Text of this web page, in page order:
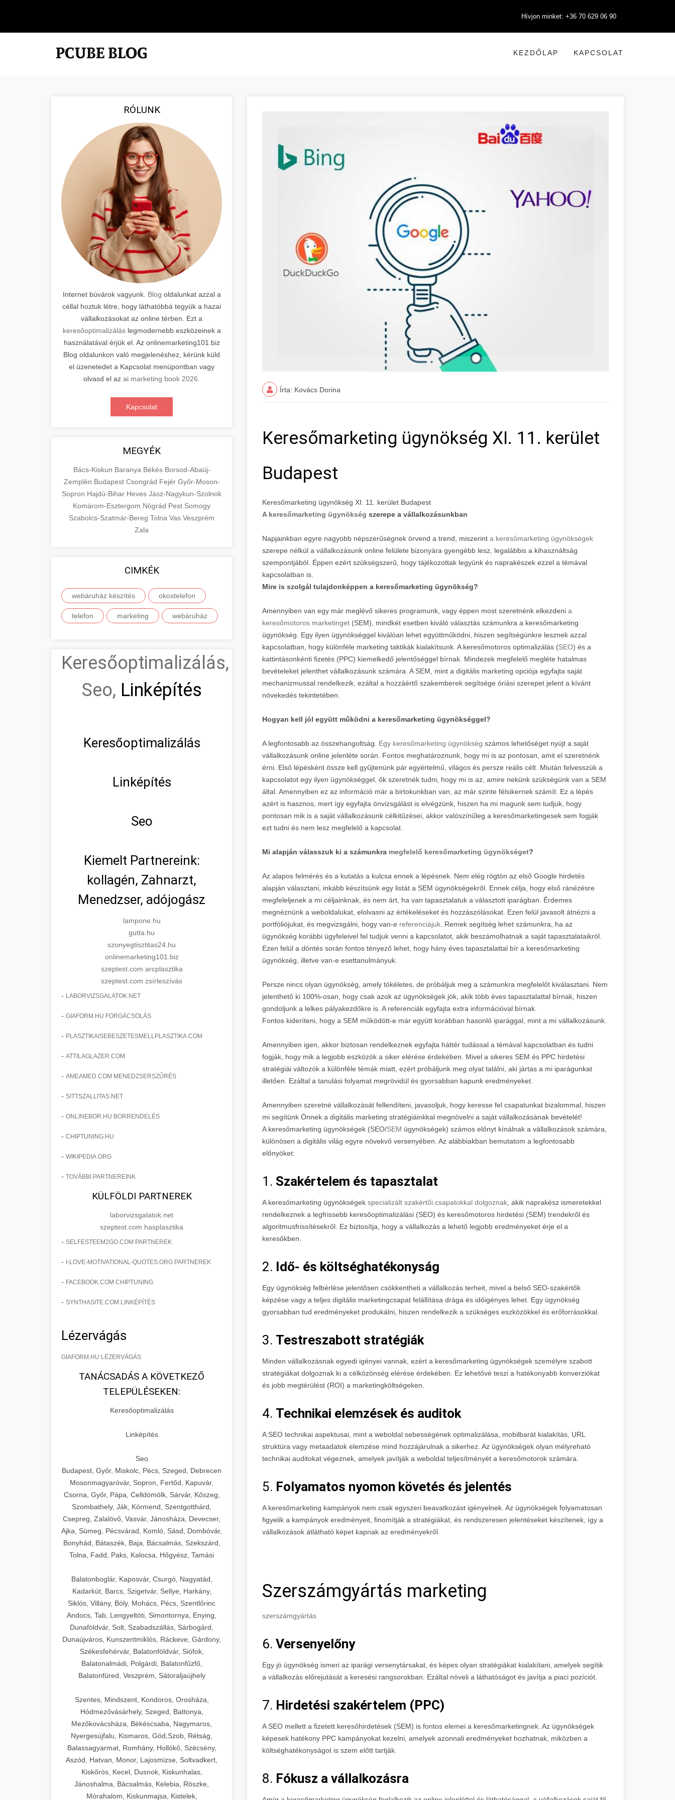
Hívjon minket: +36 70 629 06 90
KEZDŐLAP KAPCSOLAT
RÓLUNK
Internet búvárok vagyunk. Blog oldalunkat azzal a
céllal hoztuk létre, hogy láthatóbbá tegyük a hazai
vállalkozásokat az online térben. Ezt a
keresőoptimalizáláslegmodernebb eszközeinek a
használatával érjük el. Az onlinemarketing101.biz
Blog oldalunkon való megjelenéshez, kérünk küld
el üzenetedet a Kapcsolat menüpontban vagy
olvasd el az ai marketing book 2026
Kapcsolat
MEGYÉK
Bács-Kiskun Baranya Békés Borsod-Abaúj-
Zemplén Budapest Csongrád Fejér Győr-Moson-
Sopron Hajdú-Bihar Heves Jász-Nagykun-Szolnok
Komárom-Esztergom Nógrád Pest Somogy
Szabolcs-Szatmár-Bereg Tolna Vas Veszprém
Zala
CIMKÉK
webáruház készítés okostelefon
telefon marketing webáruház
Keresőoptimalizálás,
Seo, Linképítés
Keresőoptimalizálás
Linképítés
Seo
Kiemelt Partnereink:
kollagén, Zahnarzt,
Menedzser, adójogász
lampone.hu
gutta.hu
szonyegtisztitas24.hu
onlinemarketing101.biz
szeptest.com arcplasztika
szeptest.com zsírleszívás
- LABORVIZSGALATOK.NET
- GIAFORM.HU FORGÁCSOLÁS
- PLASZTIKAISEBESZETESMELLPLASZTIKA.COM
- ATTILAGLAZER.COM
- AMEAMED.COM MENEDZSERSZŰRÉS
- SITTSZALLITAS.NET
- ONLINEBOR.HU BORRENDELÉS
- CHIPTUNING.HU
- WIKIPEDIA.ORG
- TOVÁBBI PARTNEREINK
KÜLFÖLDI PARTNEREK
laborvizsgalatok.net
szeptest.com hasplasztika
- SELFESTEEM2GO.COM PARTNEREK
- I-LOVE-MOTIVATIONAL-QUOTES.ORG PARTNEREK
- FACEBOOK.COM CHIPTUNING
- SYNTHASITE.COM LINKÉPÍTÉS
Lézervágás
GIAFORM.HU LÉZERVÁGÁS
TANÁCSADÁS A KÖVETKEZŐ
TELEPÜLÉSEKEN:
Keresőoptimalizálás
Linképítés
Seo
Budapest, Győr, Miskolc, Pécs, Szeged, Debrecen
Mosonmagyaróvár, Sopron, Fertőd, Kapuvár,
Csorna, Győr, Pápa, Celldömölk, Sárvár, Kőszeg,
Szombathely, Ják, Körmend, Szentgotthárd,
Csepreg, Zalalövő, Vasvár, Jánosháza, Devecser,
Ajka, Sümeg, Pécsvárad, Komló, Sásd, Dombóvár,
Bonyhád, Bátaszék, Baja, Bácsalmás, Szekszárd,
Tolna, Fadd, Paks, Kalocsa, Hőgyész, Tamási
Balatonboglár, Kaposvár, Csurgó, Nagyatád,
Kadarkút, Barcs, Szigetvár, Sellye, Harkány,
Siklós, Villány, Bóly, Mohács, Pécs, Szentlőrinc
Andocs, Tab, Lengyeltóti, Simontornya, Enying,
Dunaföldvár, Solt, Szabadszállás, Sárbogárd,
Dunaújváros, Kunszentmiklós, Ráckeve, Gárdony,
Székesfehérvár, Balatonföldvár, Siófok,
Balatonalmádi, Polgárdi, Balatonfűzfő,
Balatonfüred, Veszprém, Sátoraljaújhely
Szentes, Mindszent, Kondoros, Orosháza,
Hódmezővásárhely, Szeged, Battonya,
Mezőkovácsháza, Békéscsaba, Nagymaros,
Nyergesújfalu, Kismaros, Göd,Szob, Rétság,
Balassagyarmat, Romhány, Hollókő, Szécsény,
Aszód, Hatvan, Monor, Lajosmizse, Soltvadkert,
Kiskőrös, Kecel, Dusnok, Kiskunhalas,
Jánoshalma, Bácsalmás, Kelebia, Röszke,
Mórahalom, Kiskunmajsa, Kistelek,
Írta: Kovács Dorina
Keresőmarketing ügynökség XI. 11. kerület
Budapest
Keresőmarketing ügynökség XI. 11. kerület Budapest
A keresőmarketing ügynökség szerepe a vállalkozásunkban
Napjainkban egyre nagyobb népszerűségnek örvend a trend, miszerint a keresőmarketing ügynökségek
szerepe nélkül a vállalkozásunk online felülete bizonyára gyengébb lesz, legalábbis a kihasználtság
szempontjából. Éppen ezért szükségszerű, hogy tájékozottak legyünk és naprakészek ezzel a témával
kapcsolatban is.
Mire is szolgál tulajdonképpen a keresőmarketing ügynökség?
Amennyiben van egy már meglévő sikeres programunk, vagy éppen most szeretnénk elkezdeni a
keresőmotoros marketinget (SEM), mindkét esetben kiváló választás számunkra a keresőmarketing
ügynökség. Egy ilyen ügynökséggel kiválóan lehet együttműködni, hiszen segítségünkre lesznek azzal
kapcsolatban, hogy különféle marketing taktikák kialakítsunk. A keresőmotoros optimalizálás (SEO) és a
kattintásonkénti fizetés (PPC) kiemelkedő jelentőséggel bírnak. Mindezek megfelelő megléte hatalmas
bevételeket jelenthet vállalkozásunk számára. A SEM, mint a digitális marketing opciója egyfajta saját
mechanizmussal rendelkezik, ezáltal a hozzáértő szakemberek segítsége óriási szerepet jelent a kívánt
növekedés tekintetében.
Hogyan kell jól együtt működni a keresőmarketing ügynökséggel?
A legfontosabb az összehangoltság. Egy keresőmarketing ügynökség számos lehetőséget nyújt a saját
vállalkozásunk online jelenléte során. Fontos meghatároznunk, hogy mi is az pontosan, amit el szeretnénk
érni. Első lépésként össze kell gyűjtenünk pár egyértelmű, világos és persze reális célt. Miután felvesszük a
kapcsolatot egy ilyen ügynökséggel, ők szeretnék tudni, hogy mi is az, amire nekünk szükségünk van a SEM
által. Amennyiben ez az információ már a birtokunkban van, az már szinte félsikernek számít. Ez a lépés
azért is hasznos, mert így egyfajta önvizsgálást is elvégzünk, hiszen ha mi magunk sem tudjuk, hogy
pontosan mik is a saját vállalkozásunk célkitűzései, akkor valószínűleg a keresőmarketingesek sem fogják
ezt tudni és nem lesz megfelelő a kapcsolat.
Mi alapján válasszuk ki a számunkra megfelelő keresőmarketing ügynökséget?
Az alapos felmérés és a kutatás a kulcsa ennek a lépésnek. Nem elég rögtön az első Google hirdetés
alapján választani, inkább készítsünk egy listát a SEM ügynökségekről. Ennek célja, hogy első ránézésre
megfeleljenek a mi céljainknak, és nem árt, ha van tapasztalatuk a választott iparágban. Érdemes
megnéznünk a weboldalukat, elolvasni az értékeléseket és hozzászólásokat. Ezen felül javasolt átnézni a
portfóliójukat, és megvizsgálni, hogy van-e referenciájuk. Remek segítség lehet számunkra, ha az
ügynökség korábbi ügyfeleivel fel tudjuk venni a kapcsolatot, akik beszámolhatnak a saját tapasztalataikról.
Ezen felül a döntés során fontos tényező lehet, hogy hány éves tapasztalattal bír a keresőmarketing
ügynökség, illetve van-e esettanulmányuk.
Persze nincs olyan ügynökség, amely tökéletes, de próbáljuk meg a számunkra megfelelőt kiválasztani. Nem
jelenthető ki 100%-osan, hogy csak azok az ügynökségek jók, akik több éves tapasztalattal bírnak, hiszen
gondoljunk a lelkes pályakezdőkre is. A referenciák egyfajta extra információval bírnak.
Fontos kideríteni, hogy a SEM működött-e már együtt korábban hasonló iparággal, mint a mi vállalkozásunk.
Amennyiben igen, akkor biztosan rendelkeznek egyfajta háttér tudással a témával kapcsolatban és tudni
fogják, hogy mik a legjobb eszközök a siker elérése érdekében. Mivel a sikeres SEM és PPC hirdetési
stratégiái változók a különféle témák miatt, ezért próbáljunk meg olyat találni, aki jártas a mi iparágunkat
illetően. Ezáltal a tanulási folyamat megrövidül és gyorsabban kapunk eredményeket.
Amennyiben szeretné vállalkozását fellendíteni, javasoljuk, hogy keresse fel csapatunkat bizalommal, hiszen
mi segítünk Önnek a digitális marketing stratégiáinkkal megnövelni a saját vállalkozásának bevételét!
A keresőmarketing ügynökségek (SEO/SEM ügynökségek) számos előnyt kínálnak a vállalkozások számára,
különösen a digitális világ egyre növekvő versenyében. Az alábbiakban bemutatom a legfontosabb
előnyöket:
1. Szakértelem és tapasztalat
A keresőmarketing ügynökségek specializált szakértői csapatokkal dolgoznak , akik naprakész ismeretekkel
rendelkeznek a legfrissebb keresőoptimalizálási (SEO) és keresőmotoros hirdetési (SEM) trendekről és
algoritmusfrissítésekről. Ez biztosítja, hogy a vállalkozás a lehető legjobb eredményeket érje el a
keresőkben.
2. Idő- és költséghatékonyság
Egy ügynökség felbérlése jelentősen csökkentheti a vállalkozás terheit, mivel a belső SEO-szakértők
képzése vagy a teljes digitális marketingcsapat felállítása drága és időigényes lehet. Egy ügynökség
gyorsabban tud eredményeket produkálni, hiszen rendelkezik a szükséges eszközökkel és erőforrásokkal.
3. Testreszabott stratégiák
Minden vállalkozásnak egyedi igényei vannak, ezért a keresőmarketing ügynökségek személyre szabott
stratégiákat dolgoznak ki a célközönség elérése érdekében. Ez lehetővé teszi a hatékonyabb konverziókat
és jobb megtérülést (ROI) a marketingköltségeken.
4. Technikai elemzések és auditok
A SEO technikai aspektusai, mint a weboldal sebességének optimalizálása, mobilbarát kialakítás, URL
struktúra vagy metaadatok elemzése mind hozzájárulnak a sikerhez. Az ügynökségek olyan mélyreható
technikai auditokat végeznek, amelyek javítják a weboldal teljesítményét a keresőmotorok számára.
5. Folyamatos nyomon követés és jelentés
A keresőmarketing kampányok nem csak egyszeri beavatkozást igényelnek. Az ügynökségek folyamatosan
figyelik a kampányok eredményeit, finomítják a stratégiákat, és rendszeresen jelentéseket készítenek, így a
vállalkozások átlátható képet kapnak az eredményekről.
Szerszámgyártás marketing
szerszámgyártás
6. Versenyelőny
Egy jó ügynökség ismeri az iparági versenytársakat, és képes olyan stratégiákat kialakítani, amelyek segítik
a vállalkozás előrejutását a keresési rangsorokban. Ezáltal növeli a láthatóságot és javítja a piaci pozíciót.
7. Hirdetési szakértelem (PPC)
A SEO mellett a fizetett keresőhirdetések (SEM) is fontos elemei a keresőmarketingnek. Az ügynökségek
képesek hatékony PPC kampányokat kezelni, amelyek azonnali eredményeket hozhatnak, miközben a
költséghatékonyságot is szem előtt tartják.
8. Fókusz a vállalkozásra